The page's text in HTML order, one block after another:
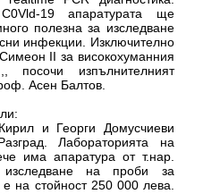
19 апаратурата ще
полезна за изследване
инфекции. Изключително
II за високохуманния
посочи изпълнителният
Асен Балтов.
и Георги Домусчиеви
Лабораторията на
има апаратура от т.нар.
изследване на проби за
на стойност 250 000 лева.